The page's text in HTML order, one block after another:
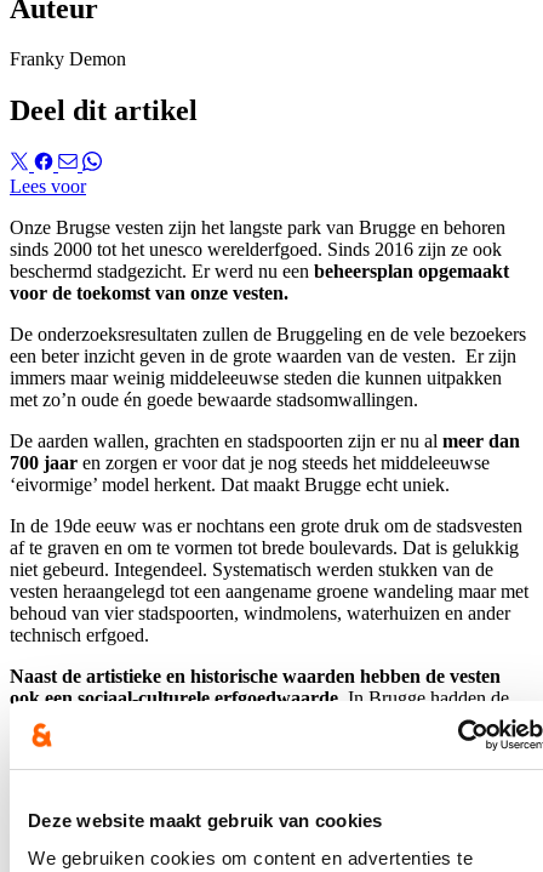
Deze website maakt gebruik van cookies
We gebruiken cookies om content en advertenties te
Auteur
Franky Demon
Deel dit artikel
Lees voor
Onze Brugse vesten zijn het langste park van Brugge en behoren
sinds 2000 tot het unesco werelderfgoed. Sinds 2016 zijn ze ook
beschermd stadgezicht. Er werd nu een beheersplan opgemaakt
voor de toekomst van onze vesten.
De onderzoeksresultaten zullen de Bruggeling en de vele bezoekers
een beter inzicht geven in de grote waarden van de vesten. Er zijn
immers maar weinig middeleeuwse steden die kunnen uitpakken
met zo’n oude én goede bewaarde stadsomwallingen.
De aarden wallen, grachten en stadspoorten zijn er nu al meer dan
700 jaar en zorgen er voor dat je nog steeds het middeleeuwse
‘eivormige’ model herkent. Dat maakt Brugge echt uniek.
In de 19de eeuw was er nochtans een grote druk om de stadsvesten
af te graven en om te vormen tot brede boulevards. Dat is gelukkig
niet gebeurd. Integendeel. Systematisch werden stukken van de
vesten heraangelegd tot een aangename groene wandeling maar met
behoud van vier stadspoorten, windmolens, waterhuizen en ander
technisch erfgoed.
Naast de artistieke en historische waarden hebben de vesten
ook een sociaal-culturele erfgoedwaarde. In Brugge hadden de
inwoners en bezoekers namelijk al vroeg een behoefte aan publieke
groene ruimte, in functie van gezondheid en ontspanning. Ook nu
Op veel plekken kom je in en langs de vesten bouwkundig erfgoed
tegen en dat maakt uiteraard deel uit van het beheersplan Brugse